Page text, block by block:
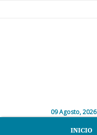
09 Agosto, 2026
INICIO